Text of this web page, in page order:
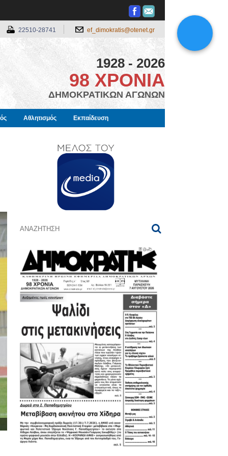
22510-28741 ef_dimokratis@otenet.gr
1928 - 2026
98 ΧΡΟΝΙΑ
ΔΗΜΟΚΡΑΤΙΚΩΝ ΑΓΩΝΩΝ
Αθλητισμός Εκπαίδευση